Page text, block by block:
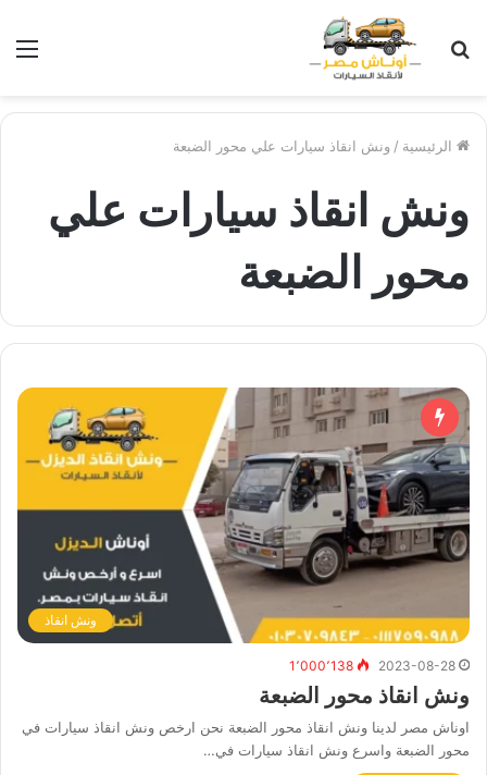
الرئيسية / ونش انقاذ سيارات علي محور الضبعة
ونش انقاذ سيارات علي
محور الضبعة
ونش انقاذ
2023-08-28 1٬000٬138
ونش انقاذ محور الضبعة
اوناش مصر لدينا ونش انقاذ محور الضبعة نحن ارخص ونش انقاذ سيارات في
محور الضبعة واسرع ونش انقاذ سيارات في…